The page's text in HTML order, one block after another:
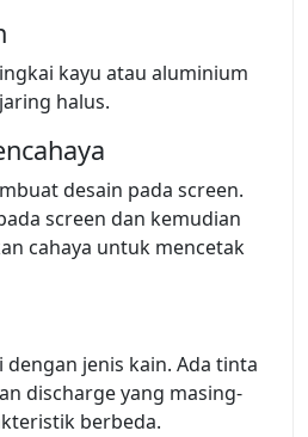
kayu atau aluminium
halus.
desain pada screen.
screen dan kemudian
cahaya untuk mencetak
dengan jenis kain. Ada tinta
discharge yang masing-
berbeda.